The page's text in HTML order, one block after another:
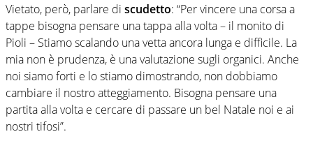
Vietato, però, parlare di scudetto: “Per vincere una corsa a
tappe bisogna pensare una tappa alla volta – il monito di
Pioli – Stiamo scalando una vetta ancora lunga e difficile. La
mia non è prudenza, è una valutazione sugli organici. Anche
noi siamo forti e lo stiamo dimostrando, non dobbiamo
cambiare il nostro atteggiamento. Bisogna pensare una
partita alla volta e cercare di passare un bel Natale noi e ai
nostri tifosi”.